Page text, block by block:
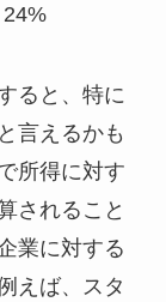
ると、特に
言えるかも
所得に対す
されること
業に対する
えば、スタ